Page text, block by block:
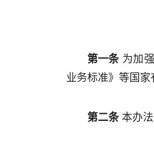
第一条 为加
业务标准》等国
第二条本办法